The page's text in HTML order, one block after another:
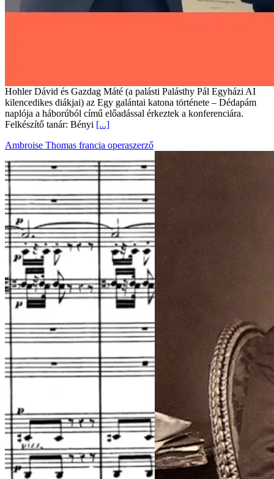
Hohler Dávid és Gazdag Máté (a palásti Palásthy Pál Egyházi AI
kilencedikes diákjai) az Egy galántai katona története – Dédapám
naplója a háborúból című előadással érkeztek a konferenciára.
Felkészítő tanár: Bényi [...]
Ambroise Thomas francia operaszerző